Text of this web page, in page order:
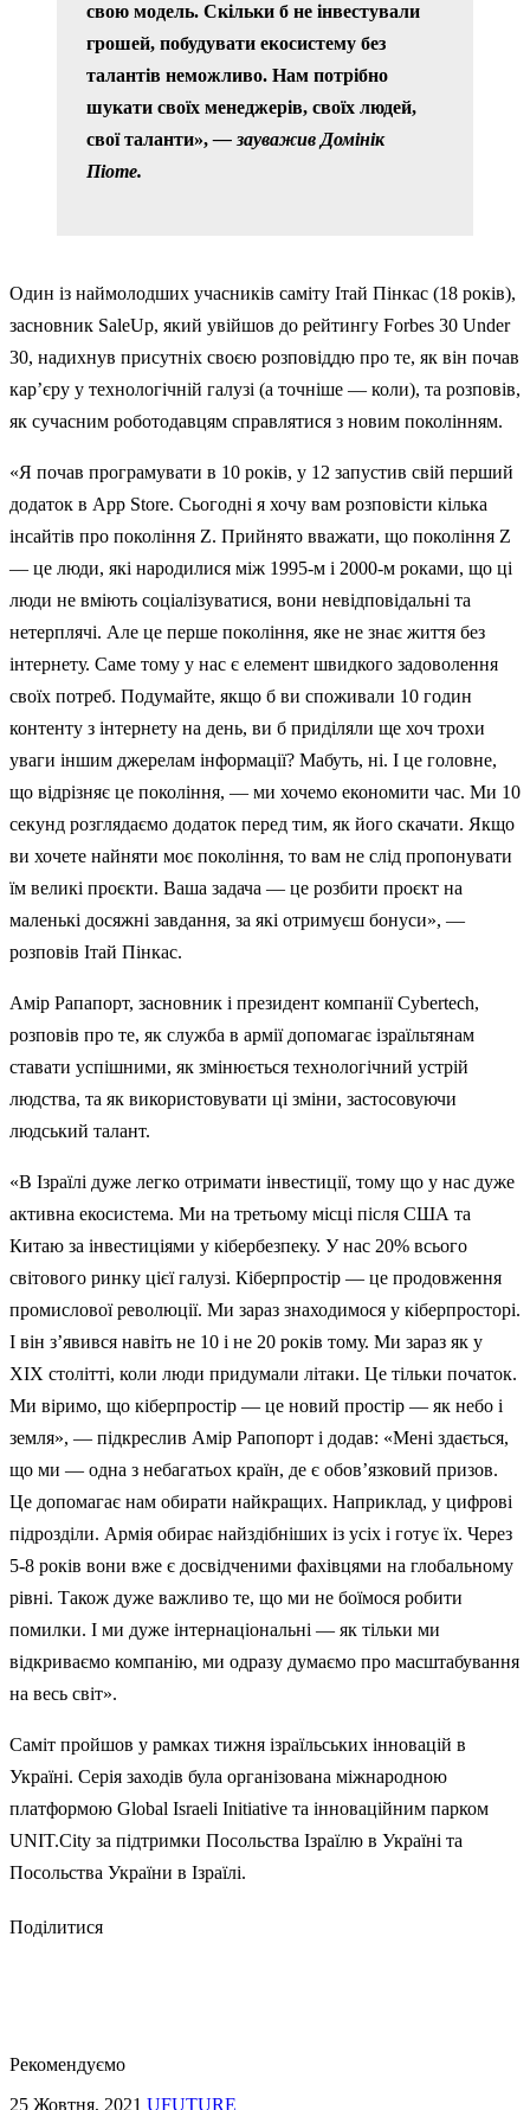
свою модель. Скільки б не інвестували
грошей, побудувати екосистему без
талантів неможливо. Нам потрібно
шукати своїх менеджерів, своїх людей,
свої таланти»,— зауважив Домінік
Піоте.
Один із наймолодших учасників саміту Ітай Пінкас (18 років),
засновник SaleUp, який увійшов до рейтингу Forbes 30 Under
30, надихнув присутніх своєю розповіддю про те, як він почав
кар’єру у технологічній галузі (а точніше — коли), та розповів,
як сучасним роботодавцям справлятися з новим поколінням.
«Я почав програмувати в 10 років, у 12 запустив свій перший
додаток в App Store. Сьогодні я хочу вам розповісти кілька
інсайтів про покоління Z. Прийнято вважати, що покоління Z
— це люди, які народилися між 1995-м і 2000-м роками, що ці
люди не вміють соціалізуватися, вони невідповідальні та
нетерплячі. Але це перше покоління, яке не знає життя без
інтернету. Саме тому у нас є елемент швидкого задоволення
своїх потреб. Подумайте, якщо б ви споживали 10 годин
контенту з інтернету на день, ви б приділяли ще хоч трохи
уваги іншим джерелам інформації? Мабуть, ні. І це головне,
що відрізняє це покоління, — ми хочемо економити час. Ми 10
секунд розглядаємо додаток перед тим, як його скачати. Якщо
ви хочете найняти моє покоління, то вам не слід пропонувати
їм великі проєкти. Ваша задача — це розбити проєкт на
маленькі досяжні завдання, за які отримуєш бонуси», —
розповів Ітай Пінкас.
Амір Рапапорт, засновник і президент компанії Cybertech,
розповів про те, як служба в армії допомагає ізраїльтянам
ставати успішними, як змінюється технологічний устрій
людства, та як використовувати ці зміни, застосовуючи
людський талант.
«В Ізраїлі дуже легко отримати інвестиції, тому що у нас дуже
активна екосистема. Ми на третьому місці після США та
Китаю за інвестиціями у кібербезпеку. У нас 20% всього
світового ринку цієї галузі. Кіберпростір — це продовження
промислової революції. Ми зараз знаходимося у кіберпросторі.
І він з’явився навіть не 10 і не 20 років тому. Ми зараз як у
XIX столітті, коли люди придумали літаки. Це тільки початок.
Ми віримо, що кіберпростір — це новий простір — як небо і
земля», — підкреслив Амір Рапопорт і додав: «Мені здається,
що ми — одна з небагатьох країн, де є обов’язковий призов.
Це допомагає нам обирати найкращих. Наприклад, у цифрові
підрозділи. Армія обирає найздібніших із усіх і готує їх. Через
5-8 років вони вже є досвідченими фахівцями на глобальному
рівні. Також дуже важливо те, що ми не боїмося робити
помилки. І ми дуже інтернаціональні — як тільки ми
відкриваємо компанію, ми одразу думаємо про масштабування
на весь світ».
Саміт пройшов у рамках тижня ізраїльських інновацій в
Україні. Серія заходів була організована міжнародною
платформою Global Israeli Initiative та інноваційним парком
UNIT.City за підтримки Посольства Ізраїлю в Україні та
Посольства України в Ізраїлі.
Поділитися
Рекомендуємо
25 Жовтня, 2021 UFUTURE